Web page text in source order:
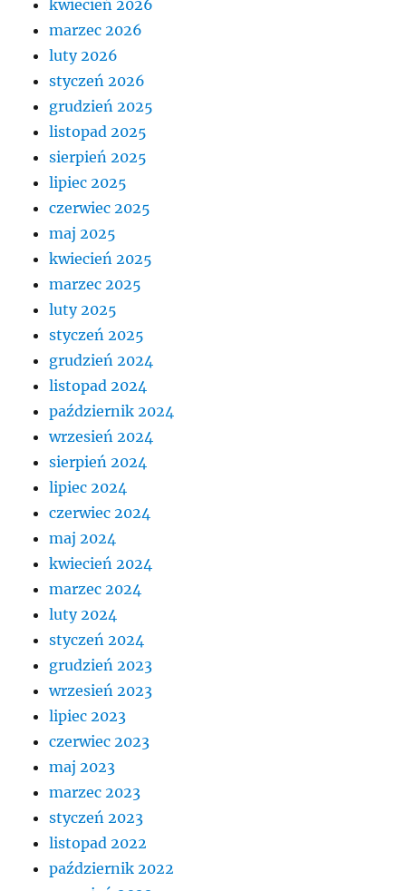
kwiecień 2026
marzec 2026
luty 2026
styczeń 2026
grudzień 2025
listopad 2025
sierpień 2025
lipiec 2025
czerwiec 2025
maj 2025
kwiecień 2025
marzec 2025
luty 2025
styczeń 2025
grudzień 2024
listopad 2024
październik 2024
wrzesień 2024
sierpień 2024
lipiec 2024
czerwiec 2024
maj 2024
kwiecień 2024
marzec 2024
luty 2024
styczeń 2024
grudzień 2023
wrzesień 2023
lipiec 2023
czerwiec 2023
maj 2023
marzec 2023
styczeń 2023
listopad 2022
październik 2022